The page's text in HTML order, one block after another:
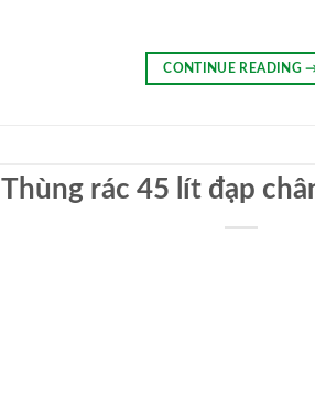
CONTINUE READING
Thùng rác 45 lít đạp